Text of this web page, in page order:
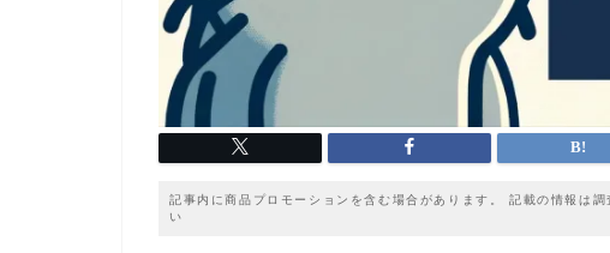
記事内に商品プロモーションを含む場合があります。 記載の情報は
い